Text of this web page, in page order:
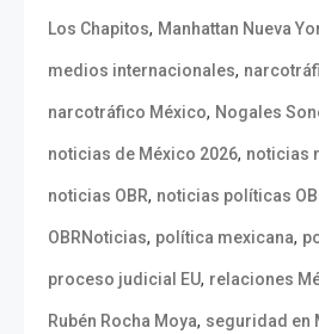
Los Chapitos, Manhattan Nueva
medios internacionales,
narcotráfico México, Nogales
noticias de México 2026, noticias
noticias OBR, noticias políticas
OBRNoticias, política mexicana,
proceso judicial EU, relaciones
Rubén Rocha Moya, seguridad en